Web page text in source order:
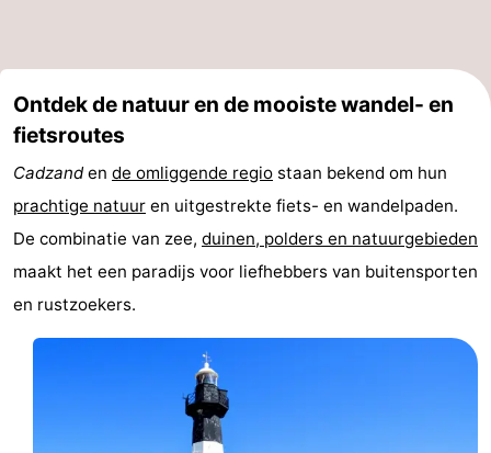
Ontdek de natuur en de mooiste wandel- en
fietsroutes
Cadzanden de omliggende regio staan bekend om hun
prachtige natuur en uitgestrekte fiets- en wandelpaden.
De combinatie van zee, duinen, polders en natuurgebieden
maakt het een paradijs voor liefhebbers van buitensporten
en rustzoekers.